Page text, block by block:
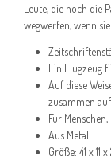
Leute, die noch die
wegwerfen, wenn
Ein Flugzeug
Auf diese
zusammen
Für
Aus Metall
Größe: 41 x 11 x